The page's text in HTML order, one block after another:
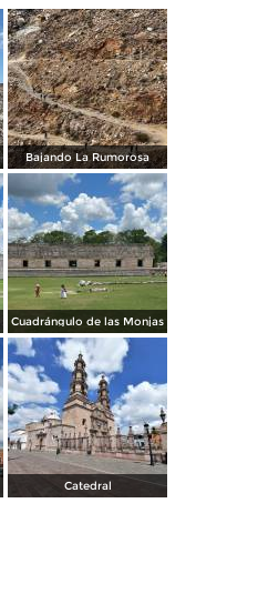
Bajando La Rumorosa
Cuadrángulo de las Monjas
Catedral